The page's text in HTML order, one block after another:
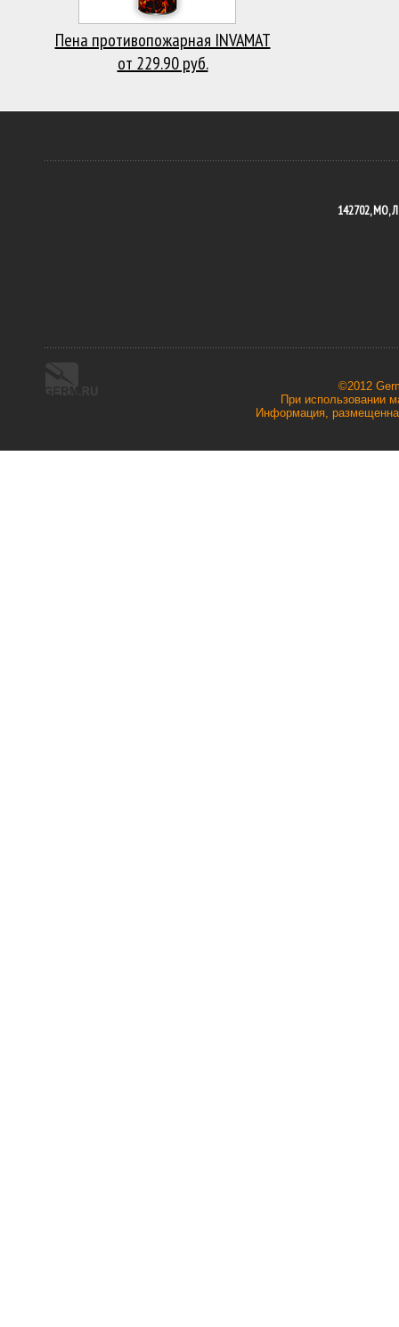
Пена противопожарная INVAMAT
от 229.90 руб.
142702, МО,
©2012
При использовании
Информация,